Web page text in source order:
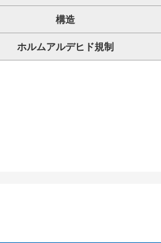
構造
ホルムアルデヒド規制